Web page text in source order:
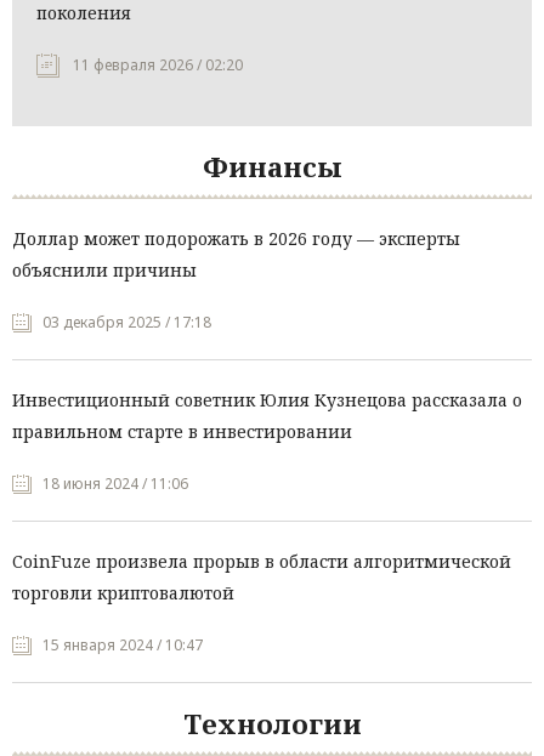
поколения
11 февраля 2026 / 02:20
Финансы
Доллар может подорожать в 2026 году — эксперты
объяснили причины
03 декабря 2025 / 17:18
Инвестиционный советник Юлия Кузнецова рассказала о
правильном старте в инвестировании
18 июня 2024 / 11:06
CoinFuze произвела прорыв в области алгоритмической
торговли криптовалютой
15 января 2024 / 10:47
Технологии